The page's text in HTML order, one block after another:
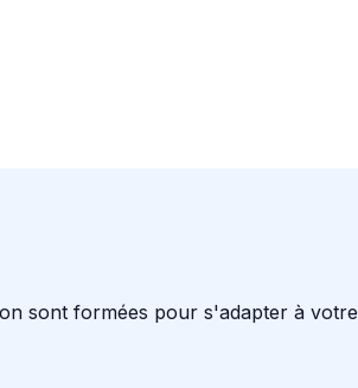
sont formées pour s'adapter à votre